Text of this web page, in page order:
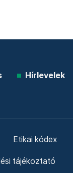
Hírlevelek
Etikai kódex
tájékoztató